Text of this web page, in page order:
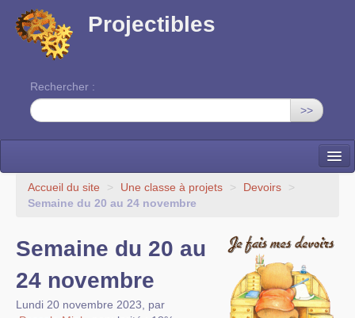
Projectibles
Rechercher :
>>
La ruche
Cinéma
EDITO
Accueil du site > Une classe à projets > Devoirs
>
Semaine du 20 au 24 novembre
Semaine du 20 au
24 novembre
Lundi 20 novembre 2023
par